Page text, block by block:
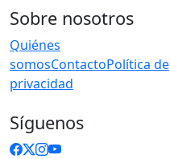
Sobre nosotros
Quiénes
somosContactoPolítica de
privacidad
Síguenos